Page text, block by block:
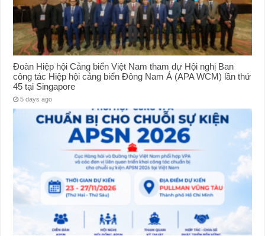
Đoàn Hiệp hội Cảng biển Việt Nam tham dự Hội nghị Ban
công tác Hiệp hội cảng biển Đông Nam Á (APA WCM) lần thứ
45 tại Singapore
5 days ago